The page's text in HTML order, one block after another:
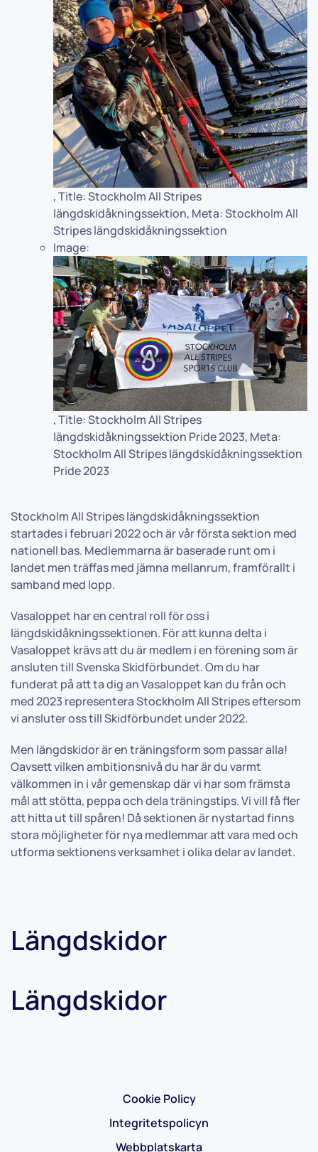
,Title:Stockholm All Stripes
längdskidåkningssektion, Meta:Stockholm All
Stripes längdskidåkningssektion
Image:
,Title:Stockholm All Stripes
längdskidåkningssektion Pride 2023, Meta:
Stockholm All Stripes längdskidåkningssektion
Pride 2023
Stockholm All Stripes längdskidåkningssektion
startades i februari 2022 och är vår första sektion med
nationell bas. Medlemmarna är baserade runt om i
landet men träffas med jämna mellanrum, framförallt i
samband med lopp.
Vasaloppet har en central roll för oss i
längdskidåkningssektionen. För att kunna delta i
Vasaloppet krävs att du är medlem i en förening som är
ansluten till Svenska Skidförbundet. Om du har
funderat på att ta dig an Vasaloppet kan du från och
med 2023 representera Stockholm All Stripes eftersom
vi ansluter oss till Skidförbundet under 2022.
Men längdskidor är en träningsform som passar alla!
Oavsett vilken ambitionsnivå du har är du varmt
välkommen in i vår gemenskap där vi har som främsta
mål att stötta, peppa och dela träningstips. Vi vill få fler
att hitta ut till spåren! Då sektionen är nystartad finns
stora möjligheter för nya medlemmar att vara med och
utforma sektionens verksamhet i olika delar av landet.
Längdskidor
Längdskidor
Cookie Policy
Integritetspolicyn
Webbplatskarta